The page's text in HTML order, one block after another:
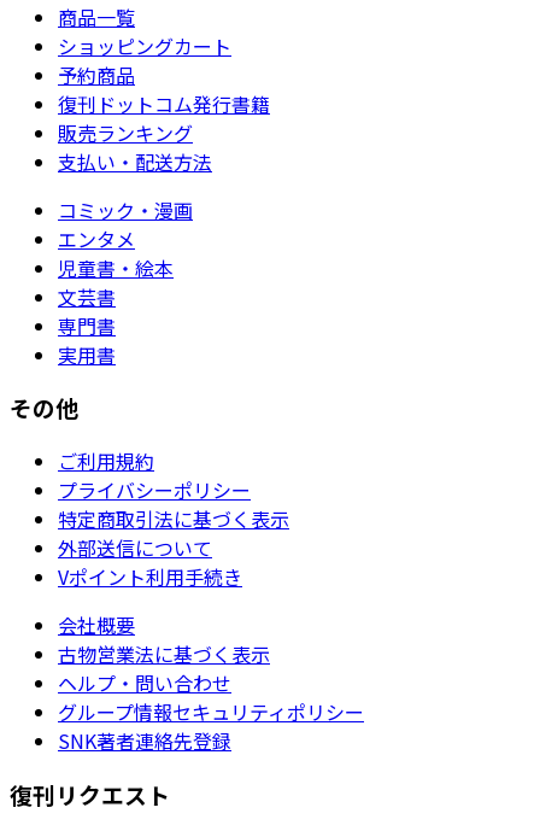
商品一覧
ショッピングカート
予約商品
復刊ドットコム発行書籍
販売ランキング
支払い・配送方法
コミック・漫画
エンタメ
児童書・絵本
文芸書
専門書
実用書
その他
ご利用規約
プライバシーポリシー
特定商取引法に基づく表示
外部送信について
Vポイント利用手続き
会社概要
古物営業法に基づく表示
ヘルプ・問い合わせ
グループ情報セキュリティポリシー
SNK著者連絡先登録
復刊リクエスト